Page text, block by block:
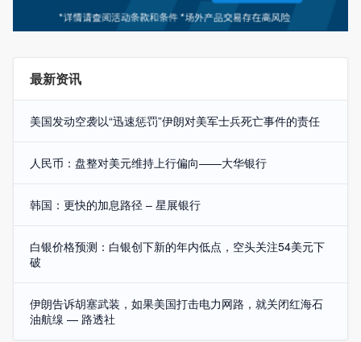
最新资讯
美国发动空袭以“迅速惩罚”伊朗对美军士兵死亡事件的责任
人民币：盘整对美元维持上行偏向——大华银行
韩国：更快的加息路径 – 星展银行
白银价格预测：白银创下新的年内低点，空头关注54美元下
破
伊朗告诉胡塞武装，如果美国打击电力网路，就关闭红海石
油航缐 — 路透社